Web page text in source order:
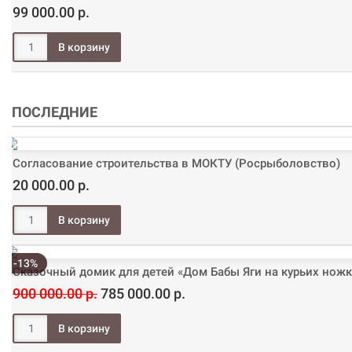
99 000.00 р.
ПОСЛЕДНИЕ
Согласование строительства в МОКТУ (Росрыболовство)
20 000.00 р.
-13%
Сказочный домик для детей «Дом Бабы Яги на курьих
900 000.00 р.785 000.00 р.